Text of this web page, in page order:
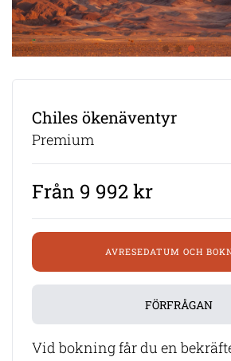
Chiles ökenäventyr
Premium
Från 9 992 kr
AVRESEDATUM OCH
FÖRFRÅGAN
Vid bokning får du en